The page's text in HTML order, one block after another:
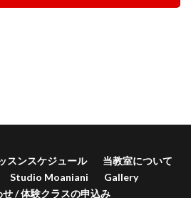
スンスケジュール
当教室について
Studio Moaniani
Gallery
せ / 体験クラスの申込み